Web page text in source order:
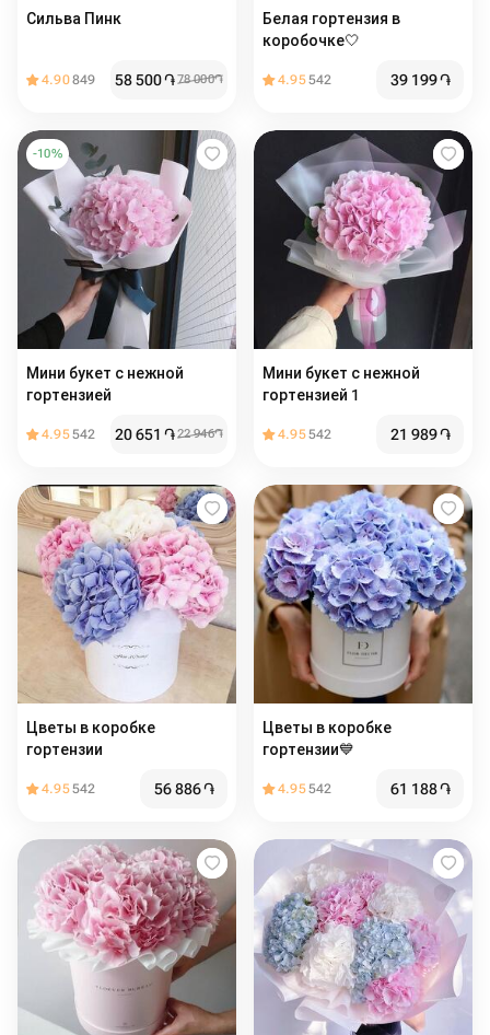
Сильва Пинк
4.90849 58 500֏78 000֏
Белая гортензия в
коробочке🤍
4.95542 39 199֏
-10%
Мини букет с нежной
гортензией
4.95542 20 651 ֏22 946֏
Мини букет с нежной
гортензией 1
4.95542 21 989֏
Цветы в коробке
гортензии
4.95542 56 886֏
Цветы в коробке
гортензии💙
4.95542 61 188֏